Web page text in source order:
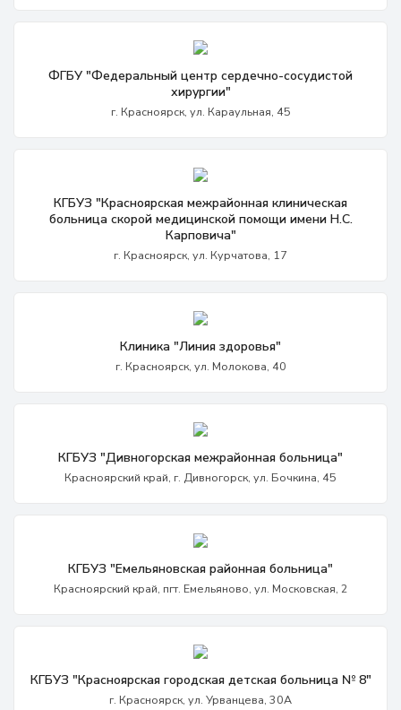
ФГБУ "Федеральный центр сердечно-сосудистой
хирургии"
г. Красноярск, ул. Караульная, 45
КГБУЗ "Красноярская межрайонная клиническая
больница скорой медицинской помощи имени Н.С.
Карповича"
г. Красноярск, ул. Курчатова, 17
Клиника "Линия здоровья"
г. Красноярск, ул. Молокова, 40
КГБУЗ "Дивногорская межрайонная больница"
Красноярский край, г. Дивногорск, ул. Бочкина, 45
КГБУЗ "Емельяновская районная больница"
Красноярский край, пгт. Емельяново, ул. Московская, 2
КГБУЗ "Красноярская городская детская больница № 8"
г. Красноярск, ул. Урванцева, 30А